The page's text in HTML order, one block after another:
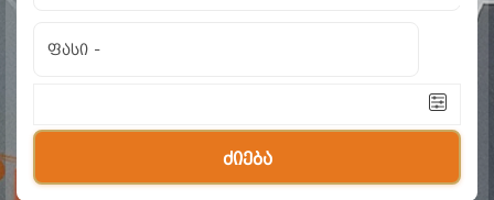
ფასი -
ძიება